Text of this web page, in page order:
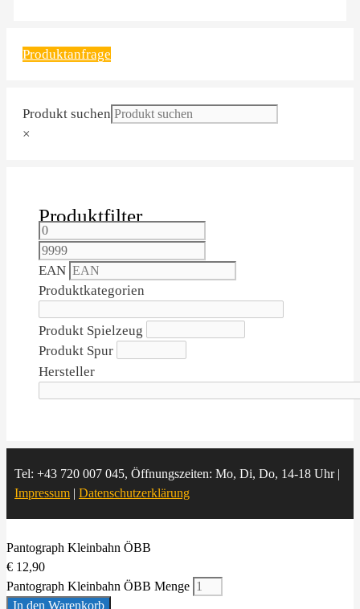
Produktanfrage
Produkt suchen
×
Produktfilter
EAN
Produktkategorien
Produkt Spielzeug
Produkt Spur
Hersteller
Tel: +43 720 007 045, Öffnungszeiten: Mo, Di, Do, 14-18 Uhr |
Impressum | Datenschutzerklärung
Pantograph Kleinbahn ÖBB
€ 12,90
Pantograph Kleinbahn ÖBB Menge
In den Warenkorb